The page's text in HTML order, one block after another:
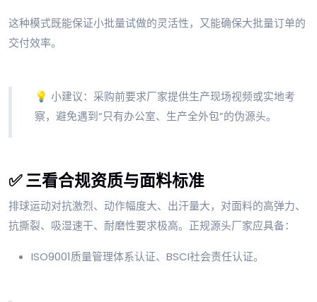
这种模式既能保证小批量试做的灵活性，又能确保大批量订单的
交付效率。
💡 小建议：采购前要求厂家提供生产现场视频或实地考
察，避免遇到“只有办公室、生产全外包”的伪源头。
✅ 三看合规资质与面料标准
排球运动对抗激烈、动作幅度大、出汗量大，对面料的高弹力、
抗撕裂、吸湿速干、耐磨性要求极高。正规源头厂家应具备：
ISO9001质量管理体系认证、BSCI社会责任认证。